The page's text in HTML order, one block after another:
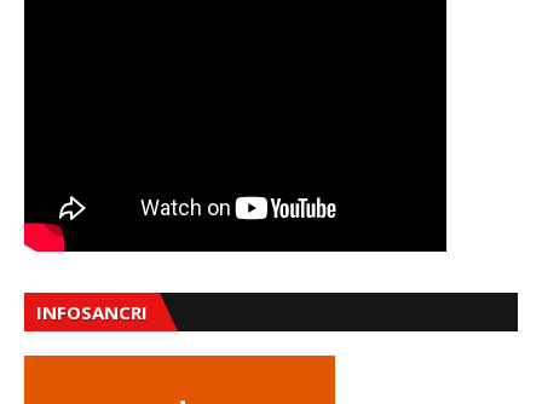
INFOSANCRI